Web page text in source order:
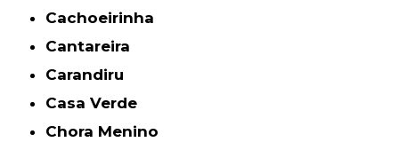
Cachoeirinha
Cantareira
Carandiru
Casa Verde
Chora Menino